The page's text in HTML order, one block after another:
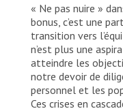
« Ne pas nuire »
bonus, c’est une
transition vers
n’est plus une
atteindre les
notre devoir de
personnel et les
Ces crises en